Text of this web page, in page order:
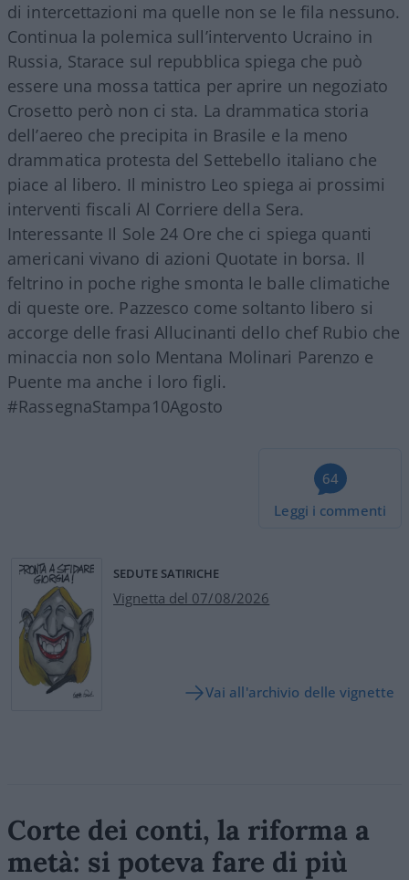
di intercettazioni ma quelle non se le fila nessuno.
Continua la polemica sull’intervento Ucraino in
Russia, Starace sul repubblica spiega che può
essere una mossa tattica per aprire un negoziato
Crosetto però non ci sta. La drammatica storia
dell’aereo che precipita in Brasile e la meno
drammatica protesta del Settebello italiano che
piace al libero. Il ministro Leo spiega ai prossimi
interventi fiscali Al Corriere della Sera.
Interessante Il Sole 24 Ore che ci spiega quanti
americani vivano di azioni Quotate in borsa. Il
feltrino in poche righe smonta le balle climatiche
di queste ore. Pazzesco come soltanto libero si
accorge delle frasi Allucinanti dello chef Rubio che
minaccia non solo Mentana Molinari Parenzo e
Puente ma anche i loro figli.
#RassegnaStampa10Agosto
64
Leggi i commenti
SEDUTE SATIRICHE
Vignetta del 07/08/2026
Vai all'archivio delle vignette
Corte dei conti, la riforma a
metà: si poteva fare di più